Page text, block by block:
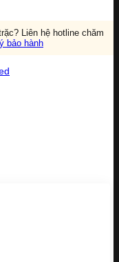
Liên hệ hotline chăm
bảo hành